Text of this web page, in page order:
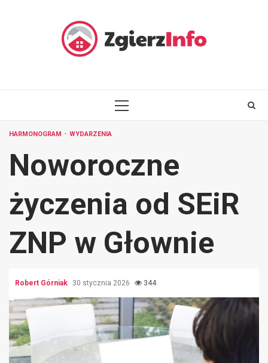
PRIMARY
HARMONOGRAM WYDARZENIA
Noworoczne
życzenia od SEiR
ZNP w Głownie
Robert Górniak 30 stycznia 2026 344